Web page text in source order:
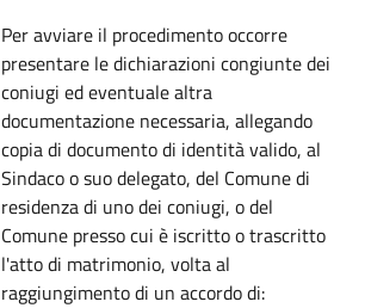
Per avviare il procedimento occorre
presentare le dichiarazioni congiunte dei
coniugi ed eventuale altra
documentazione necessaria, allegando
copia di documento di identità valido, al
Sindaco o suo delegato, del Comune di
residenza di uno dei coniugi, o del
Comune presso cui è iscritto o trascritto
l'atto di matrimonio, volta al
raggiungimento di un accordo di: